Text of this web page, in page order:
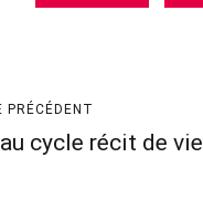
PRÉCÉDENT
cycle récit de